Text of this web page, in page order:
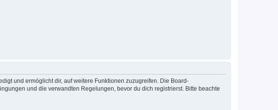
und ermöglicht dir, auf weitere Funktionen zuzugreifen. Die Board-
und die verwandten Regelungen, bevor du dich registrierst. Bitte beachte